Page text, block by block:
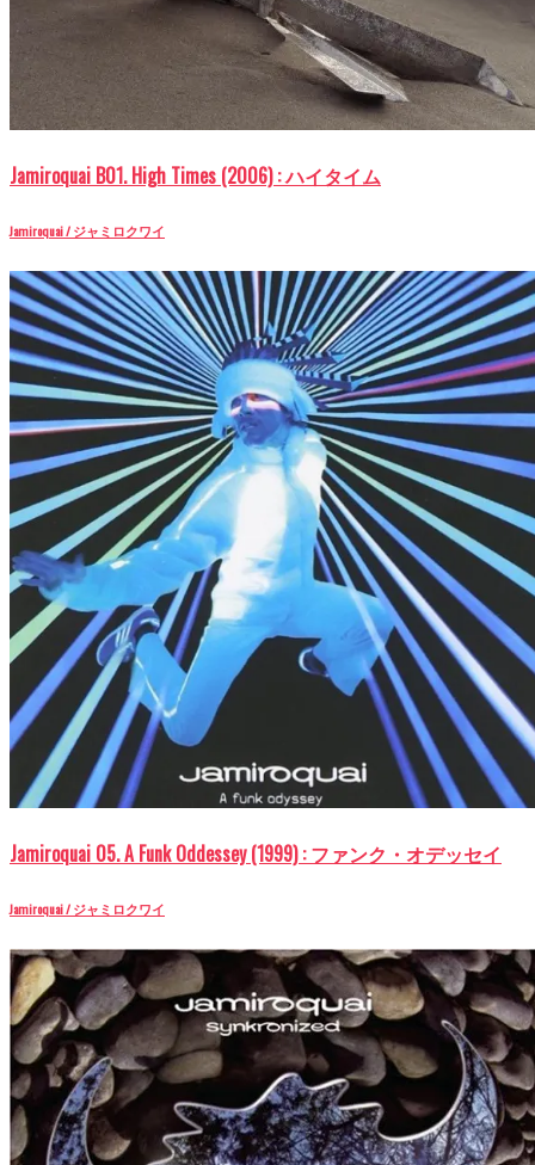
Jamiroquai B01. High Times (2006) : ハイタイム
Jamiroquai / ジャミロクワイ
Jamiroquai 05. A Funk Oddessey (1999) : ファンク・オデッセイ
Jamiroquai / ジャミロクワイ